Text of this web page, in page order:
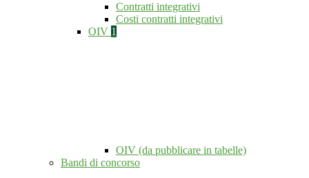
Contratti integrativi
Costi contratti integrativi
OIV 1
OIV (da pubblicare in tabelle)
Bandi di concorso